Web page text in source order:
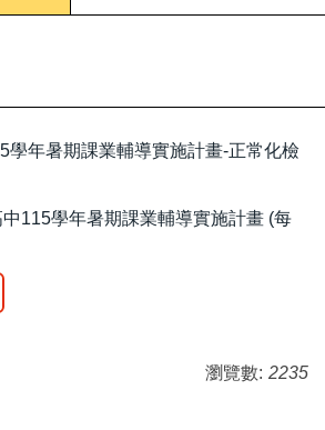
學年暑期課業輔導實施計畫-正常化檢
115學年暑期課業輔導實施計畫 (每
瀏覽數: 2235